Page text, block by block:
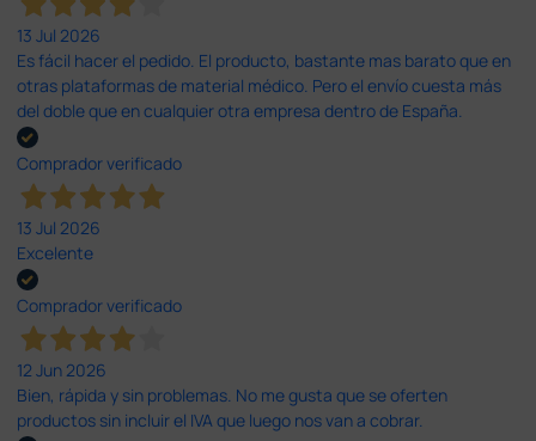
13 Jul 2026
Es fácil hacer el pedido. El producto, bastante mas barato que en
otras plataformas de material médico. Pero el envío cuesta más
del doble que en cualquier otra empresa dentro de España.
Comprador verificado
13 Jul 2026
Excelente
Comprador verificado
12 Jun 2026
Bien, rápida y sin problemas. No me gusta que se oferten
productos sin incluir el IVA que luego nos van a cobrar.